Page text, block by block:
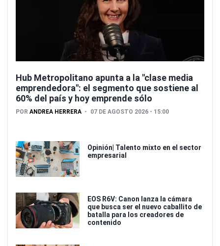
Hub Metropolitano apunta a la "clase media
emprendedora": el segmento que sostiene al
60% del país y hoy emprende sólo
POR ANDREA HERRERA 07 DE AGOSTO 2026 - 15:00
Opinión| Talento mixto en el sector
empresarial
EOS R6V: Canon lanza la cámara
que busca ser el nuevo caballito de
batalla para los creadores de
contenido